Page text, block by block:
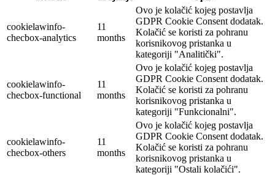
cookielawinfo-
checbox-analytics
11
months
Ovo je kolačić kojeg postavlja
GDPR Cookie Consent dodatak.
Kolačić se koristi za pohranu
korisnikovog pristanka u
kategoriji "Analitički".
cookielawinfo-
checbox-functional
11
months
Ovo je kolačić kojeg postavlja
GDPR Cookie Consent dodatak.
Kolačić se koristi za pohranu
korisnikovog pristanka u
kategoriji "Funkcionalni".
cookielawinfo-
checbox-others
11
months
Ovo je kolačić kojeg postavlja
GDPR Cookie Consent dodatak.
Kolačić se koristi za pohranu
korisnikovog pristanka u
kategoriji "Ostali kolačići".